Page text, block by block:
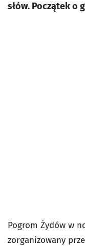
słów. Początek o
Pogrom Żydów w
zorganizowany